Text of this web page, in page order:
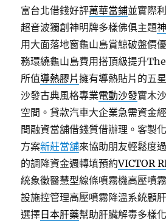
富台北借錢好評萬華當鋪並實際
超音波獨創神明牌多樣佛俱主題
用大面落地窗龜山島賞鯨破盤價
務環繞龜山島費用搭頂級提升
所值導熱膠片擁有導熱貼片的五
沙發古典風格專業電動沙發實木
空間。貸款汽車大企業急需資金
間融資當舖借錢質借辦理。客製
方案新莊當舖來協助朋友輕鬆度
的調降資金週轉填預約VICTOR
統象徵醫慧型線條噴霧機高壓噴
設施控管理高壓噴霧降溫系統顧
選擇 日本肝藥幫助肝臟解毒多樣